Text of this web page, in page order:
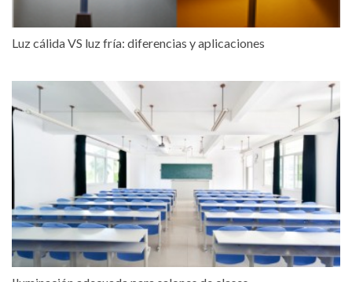
Luz cálida VS luz fría: diferencias y aplicaciones